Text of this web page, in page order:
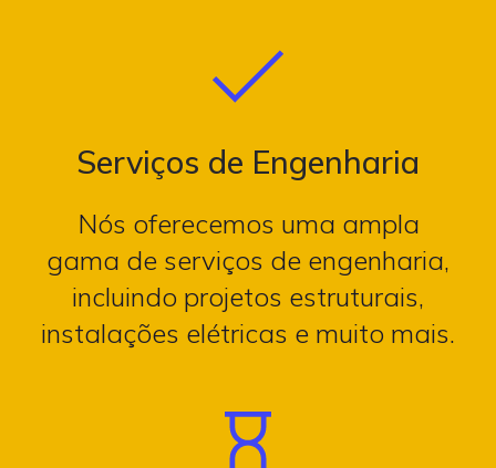
Serviços de Engenharia
Nós oferecemos uma ampla
gama de serviços de engenharia,
incluindo projetos estruturais,
instalações elétricas e muito mais.